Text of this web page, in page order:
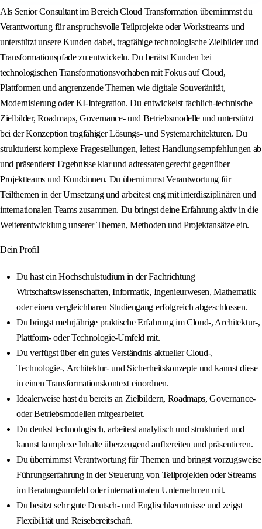
Als Senior Consultant im Bereich Cloud Transformation übernimmst du
Verantwortung für anspruchsvolle Teilprojekte oder Workstreams und
unterstützt unsere Kunden dabei, tragfähige technologische Zielbilder und
Transformationspfade zu entwickeln. Du berätst Kunden bei
technologischen Transformationsvorhaben mit Fokus auf Cloud,
Plattformen und angrenzende Themen wie digitale Souveränität,
Modernisierung oder KI‑Integration. Du entwickelst fachlich‑technische
Zielbilder, Roadmaps, Governance‑ und Betriebsmodelle und unterstützt
bei der Konzeption tragfähiger Lösungs‑ und Systemarchitekturen. Du
strukturierst komplexe Fragestellungen, leitest Handlungsempfehlungen ab
und präsentierst Ergebnisse klar und adressatengerecht gegenüber
Projektteams und Kund:innen. Du übernimmst Verantwortung für
Teilthemen in der Umsetzung und arbeitest eng mit interdisziplinären und
internationalen Teams zusammen. Du bringst deine Erfahrung aktiv in die
Weiterentwicklung unserer Themen, Methoden und Projektansätze ein.
Dein Profil
Du hast ein Hochschulstudium in der Fachrichtung
Wirtschaftswissenschaften, Informatik, Ingenieurwesen, Mathematik
oder einen vergleichbaren Studiengang erfolgreich abgeschlossen.
Du bringst mehrjährige praktische Erfahrung im Cloud‑, Architektur‑,
Plattform‑ oder Technologie‑Umfeld mit.
Du verfügst über ein gutes Verständnis aktueller Cloud‑,
Technologie‑, Architektur‑ und Sicherheitskonzepte und kannst diese
in einen Transformationskontext einordnen.
Idealerweise hast du bereits an Zielbildern, Roadmaps, Governance‑
oder Betriebsmodellen mitgearbeitet.
Du denkst technologisch, arbeitest analytisch und strukturiert und
kannst komplexe Inhalte überzeugend aufbereiten und präsentieren.
Du übernimmst Verantwortung für Themen und bringst vorzugsweise
Führungserfahrung in der Steuerung von Teilprojekten oder Streams
im Beratungsumfeld oder internationalen Unternehmen mit.
Du besitzt sehr gute Deutsch‑ und Englischkenntnisse und zeigst
Flexibilität und Reisebereitschaft.